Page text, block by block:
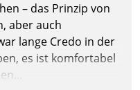
– das Prinzip von
aber auch
lange Credo in der
es ist komfortabel